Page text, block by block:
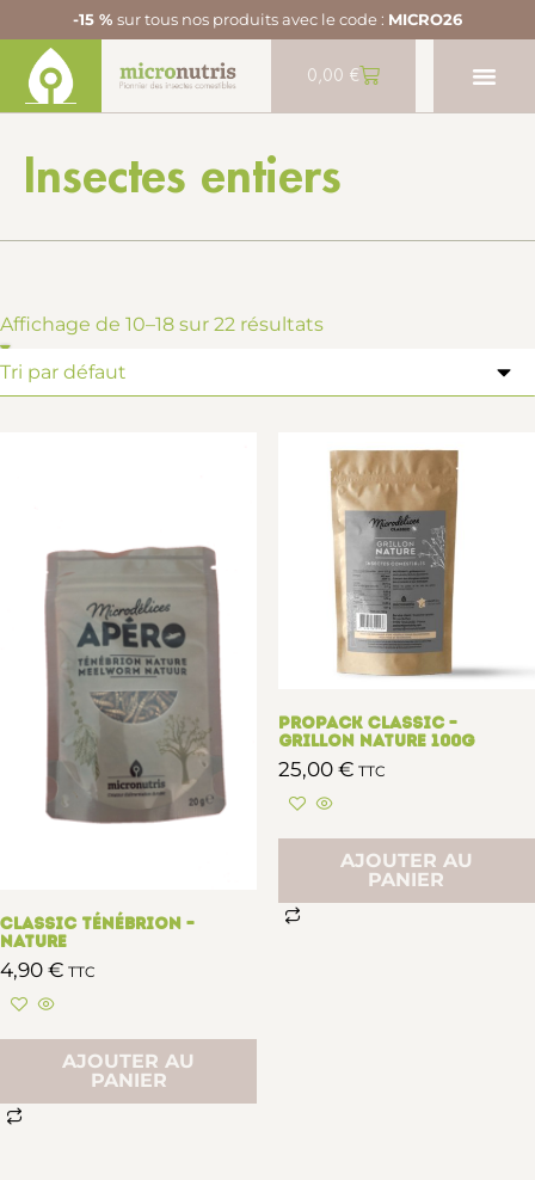
-15 % sur tous nos produits avec le code : MICRO26
0,00 €
Insectes entiers
Affichage de 10–18 sur 22 résultats
Classic Ténébrion –
Nature
4,90€ TTC
AJOUTER AU
PANIER
Propack Classic –
Grillon Nature 100g
25,00€ TTC
AJOUTER AU
PANIER